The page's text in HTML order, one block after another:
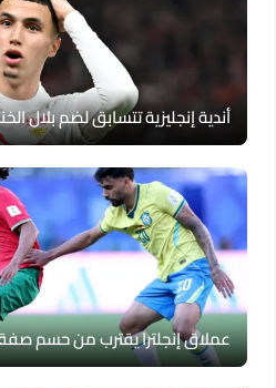
أندية إنجليزية تتسابق لضم بلال
عملاق إنجلترا يقترب من حسم صفقة